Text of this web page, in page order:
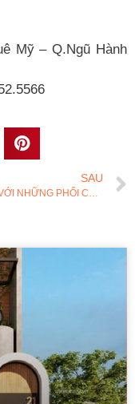
Mỹ – Q.Ngũ Hành
SAU
MÊ MẨN VỚI NHỮNG PHỐI CẢNH NHÀ PHỐ ĐẸP MÃN NHÃN